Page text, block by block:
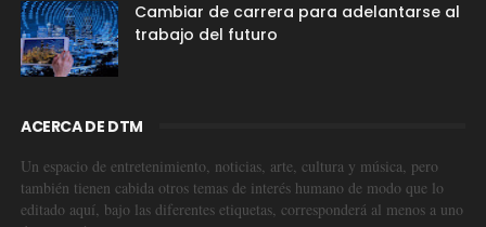
Cambiar de carrera para adelantarse al
trabajo del futuro
ACERCA DE DTM
Un espacio de entretenimiento, noticias, arte, cultura y música, pero
también tienen cabida otros temas de interés humano de modo que lo
editado aquí, bajo las diferentes etiquetas, corresponderá al menos a uno